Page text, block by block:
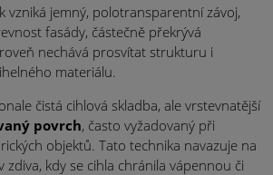
vzniká jemný, polotransparentní závoj,
fasády, částečně překrývá
nechává prosvítat strukturu i
materiálu.
čistá cihlová skladba, ale vrstevnatější
povrch, často vyžadovaný při
objektů. Tato technika navazuje na
kdy se cihla chránila vápennou či